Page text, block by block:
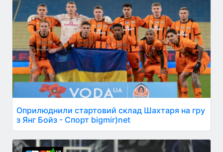
Оприлюднили стартовий склад Шахтаря на гру
з Янг Бойз - Спорт bigmir)net